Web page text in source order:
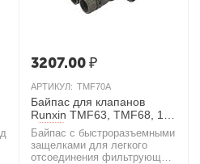
3207.00₽
АРТИКУЛ: TMF70A
Байпас для клапанов
Runxin TMF63, TMF68, 1"
AКЦИЯ
Байпас с быстроразъемными
защелками для легкого
отсоединения фильтрующей